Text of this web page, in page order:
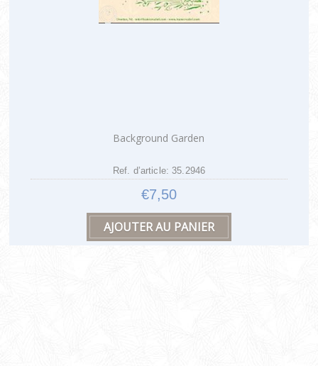
Background Garden
Ref. d’article: 35.2946
€7,50